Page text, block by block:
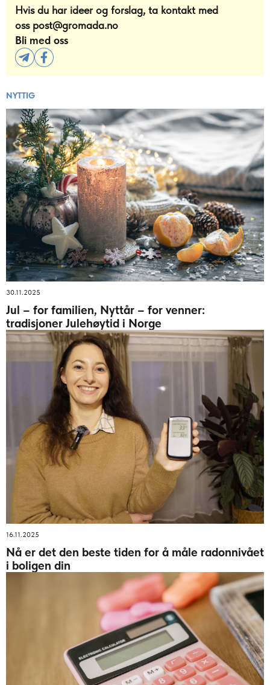
Hvis du har ideer og forslag, ta kontakt med
oss post@gromada.no
Bli med oss
NYTTIG
30.11.2025
Jul – for familien, Nyttår – for venner:
tradisjoner Julehøytid i Norge
16.11.2025
Nå er det den beste tiden for å måle radonnivået
i boligen din